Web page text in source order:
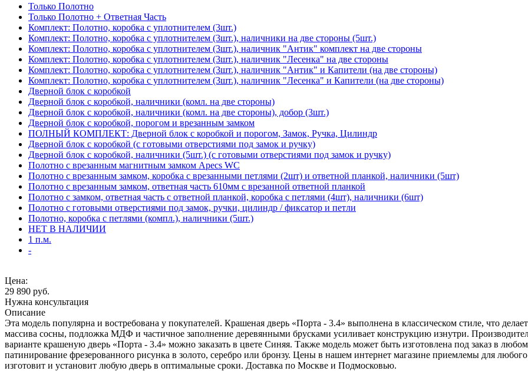
Только Полотно
Только Полотно + Ответная Часть
Комплект: Полотно, коробка с уплотнителем (3шт.)
Комплект: Полотно, коробка с уплотнителем (3шт.), наличники на две стороны (5шт.)
Комплект: Полотно, коробка с уплотнителем (3шт.), наличник "Антик" комплект на две стороны
Комплект: Полотно, коробка с уплотнителем (3шт.), наличник "Лесенка" на две стороны
Комплект: Полотно, коробка с уплотнителем (3шт.), наличник "Антик" и Капители (на две стороны)
Комплект: Полотно, коробка с уплотнителем (3шт.), наличник "Лесенка" и Капители (на две стороны)
Дверной блок с коробкой
Дверной блок с коробкой, наличники (комл. на две стороны)
Дверной блок с коробкой, наличники (комл. на две стороны), добор (3шт.)
Дверной блок с коробкой, порогом и врезанным замком
ПОЛНЫЙ КОМПЛЕКТ: Дверной блок с коробкой и порогом, Замок, Ручка, Цилиндр
Дверной блок с коробкой (с готовыми отверстиями под замок и ручку)
Дверной блок с коробкой, наличники (5шт.) (с готовыми отверстиями под замок и ручку)
Полотно с врезанным магнитным замком Apecs WC
Полотно с врезанным замком, коробка с врезанными петлями (2шт) и ответной планкой, наличники (5шт)
Полотно с врезанным замком, ответная часть 610мм с врезанной ответной планкой
Полотно с замком, ответная часть с ответной планкой, коробка с петлями (4шт), наличники (6шт)
Полотно с готовыми отверстиями под замок, ручки, цилиндр / фиксатор и петли
Полотно, коробка с петлями (компл.), наличники (5шт.)
НЕТ В НАЛИЧИИ
1 п.м.
-
Цена:
29 890 руб.
Нужна консультация
Описание
Эта модель популярна и востребована у покупателей. Крашеная дверь «Порта - 3.4» выполнена в классическом стиле, что
массива сосны, подложка МДФ и частичное заполнение деревянными брусками усиливает конструкцию изнутри.
варианте крашеную дверь «Порта - 3.4» можно заказать в цвете Синяя. Также модель может быть изготовлена под заказ в
патинирование фрезерованного рисунка в золото, серебро или бронзу. Цены в нашем интернет магазине приемлемы для
изготовит и установит любую дверь в оптимальные сроки. Доставка по Москве и Подмосковью.